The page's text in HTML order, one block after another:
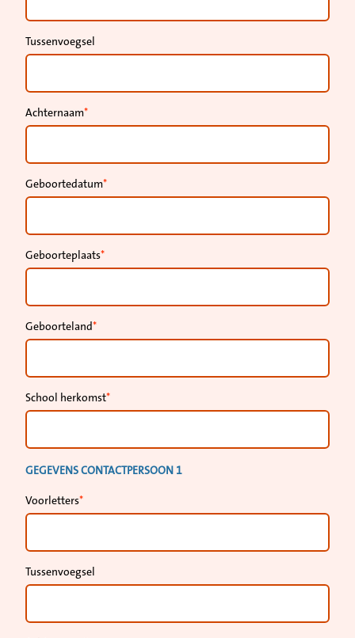
Tussenvoegsel
Achternaam
Geboortedatum
Geboorteplaats
Geboorteland
School herkomst
GEGEVENS CONTACTPERSOON 1
Voorletters
Tussenvoegsel